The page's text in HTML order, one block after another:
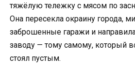
тяжёлую тележку с мясом по
Она пересекла окраину города,
заброшенные гаражи и
заводу — тому самому, который
стоял пустым.